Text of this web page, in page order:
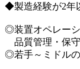
◆製造経験が2年
◎装置オペレーシ
品質管理・保守
◎若手～ミドル